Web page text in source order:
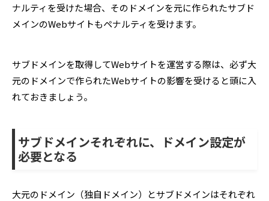
ナルティを受けた場合、そのドメインを元に作られたサブド
メインのWebサイトもペナルティを受けます。
サブドメインを取得してWebサイトを運営する際は、必ず大
元のドメインで作られたWebサイトの影響を受けると頭に入
れておきましょう。
サブドメインそれぞれに、ドメイン設定が
必要となる
大元のドメイン（独自ドメイン）とサブドメインはそれぞれ